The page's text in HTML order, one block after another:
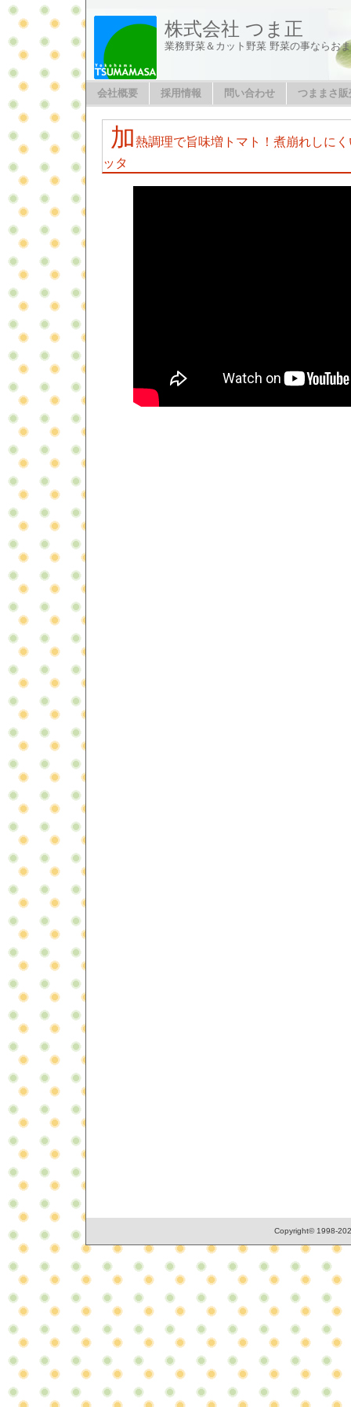
株式会社 つま正
業務野菜＆カット野菜 野菜の事ならお
会社概要 採用情報 問い合わせ つままさ
加熱調理で旨味増トマト！煮崩れしに
ッタ
Copyright© 1998-